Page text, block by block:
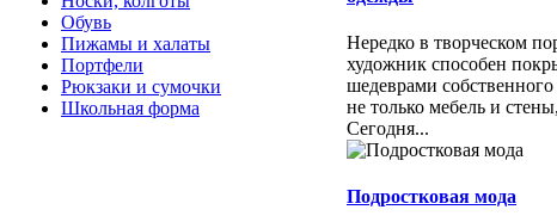
Обувь
Пижамы и халаты
Портфели
Рюкзаки и сумочки
Школьная форма
Нередко в творческом
художник способен
шедеврами собственного
не только мебель и
Сегодня...
Подростковая мода